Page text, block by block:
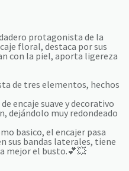
protagonista de la
floral, destaca por sus
con la piel, aporta ligereza
de tres elementos, hechos
encaje suave y decorativo
dejándolo muy redondeado
basico, el encajer pasa
sus bandas laterales, tiene
mejor el busto.💕💥